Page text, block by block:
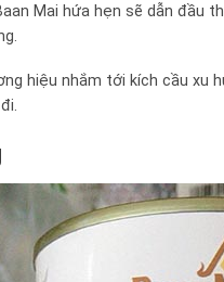
Mai hứa hẹn sẽ dẫn
hiệu nhắm tới kích cầu xu